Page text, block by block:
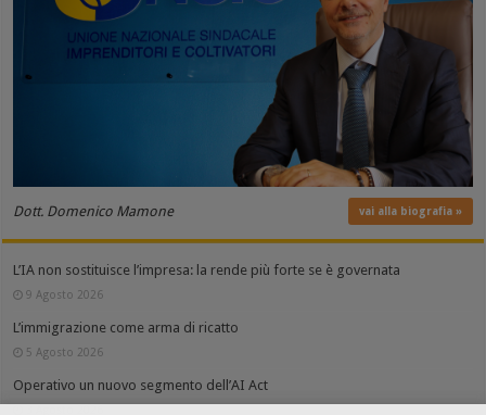
Dott. Domenico Mamone vai alla biografia »
L’IA non sostituisce l’impresa: la rende più forte se è governata
9 Agosto 2026
L’immigrazione come arma di ricatto
5 Agosto 2026
Operativo un nuovo segmento dell’AI Act